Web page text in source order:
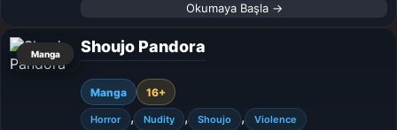
Okumaya Başla →
Manga Shoujo Pandora
Manga 16+
Horror , Nudity , Shoujo , Violence